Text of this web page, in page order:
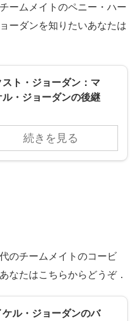
ームメイトのペニー・ハー
ーダンを知りたいあなたは
スト・ジョーダン：マ
ル・ジョーダンの後継
続きを見る
のチームメイトのコービ
なたはこちらからどうぞ．
ケル・ジョーダンのバ